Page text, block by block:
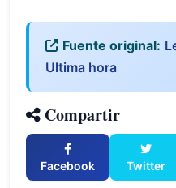
Fuente original:
Ultima hora
Compartir
Facebook Twitter